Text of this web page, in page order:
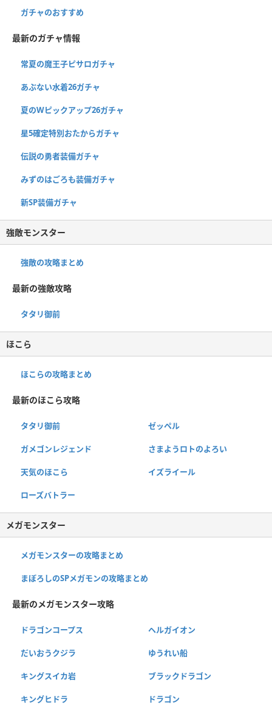
ガチャのおすすめ
最新のガチャ情報
常夏の魔王子ピサロガチャ
あぶない水着26ガチャ
夏のWピックアップ26ガチャ
星5確定特別おたからガチャ
伝説の勇者装備ガチャ
みずのはごろも装備ガチャ
新SP装備ガチャ
強敵モンスター
強敵の攻略まとめ
最新の強敵攻略
タタリ御前
ほこら
ほこらの攻略まとめ
最新のほこら攻略
タタリ御前 ゼッペル
ガメゴンレジェンド さまようロトのよろい
天気のほこら イズライール
ローズバトラー
メガモンスター
メガモンスターの攻略まとめ
まぼろしのSPメガモンの攻略まとめ
最新のメガモンスター攻略
ドラゴンコープス ヘルガイオン
だいおうクジラ ゆうれい船
キングスイカ岩 ブラックドラゴン
キングヒドラ ドラゴン